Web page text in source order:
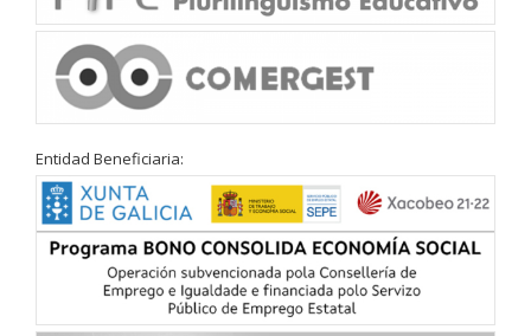
Entidad Beneficiaria: